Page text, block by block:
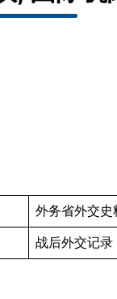
外务省外交史
战后外交记录